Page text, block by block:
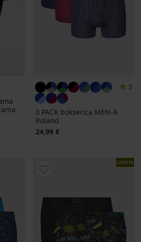
5
3 PACK bokserica MEN-A
Roland
24,99 €
LIMITED